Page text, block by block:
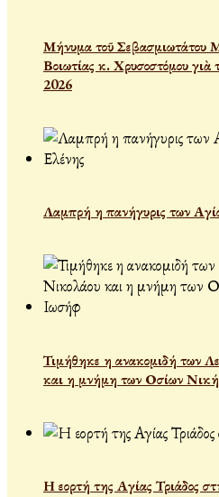
Μήνυμα τοῦ Σεβασμιωτάτου
Βοιωτίας κ. Χρυσοστόμου
2026
Λαμπρή η πανήγυρις των
Τιμήθηκε η ανακομιδή των
και η μνήμη των Οσίων
Η εορτή της Αγίας Τριάδος